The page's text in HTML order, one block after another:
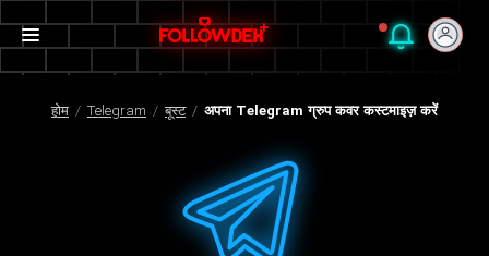
होम / Telegram / बूस्ट / अपना Telegram ग्रुप कवर कस्टमाइज़ करें